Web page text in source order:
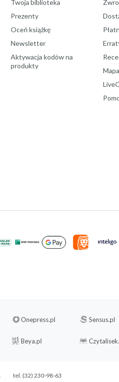
Twoja biblioteka
Prezenty
Oceń książkę
Newsletter
Aktywacja kodów na
produkty
Onepress.pl Sensus.pl
Beya.pl
tel. (32) 230-98-63